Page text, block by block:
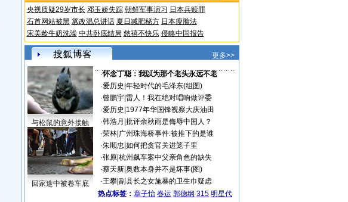
央视质疑29岁市长 邓玉娇失踪 朝鲜军事演习 日本兵赎罪
石首网站被黑 篡改温总讲话 夏日减肥秘方 日本瘦脸法
宋美龄牛奶洗澡 中共卧底结局 慈禧不快乐 侵略中国报告
更多>>
与松鼠的意外接触
回家途中被卷车底
·怀念丁聪：我以为那个老头永远不老
·爱历史 年轻时代的毛泽东(组图)
·曾鹏宇| 雷人！我在绝对唱响做评委
·爱历史 1977年华国锋视察大庆油田
·韩浩月 批评余秋雨是侮辱中国人？
·荣林| 广州珠海桥事件:被推下的是谁
·朱顺忠 如何把贪官关进笼子里
·张原| 杭州飙车案中父亲角色的缺失
·蔡天新| 奥数本身并不是坏事(图)
·王攀| 副县长之女施暴的卫生巾疑虑
热点标签： 章子怡 春运 郭德纲 315 明星代